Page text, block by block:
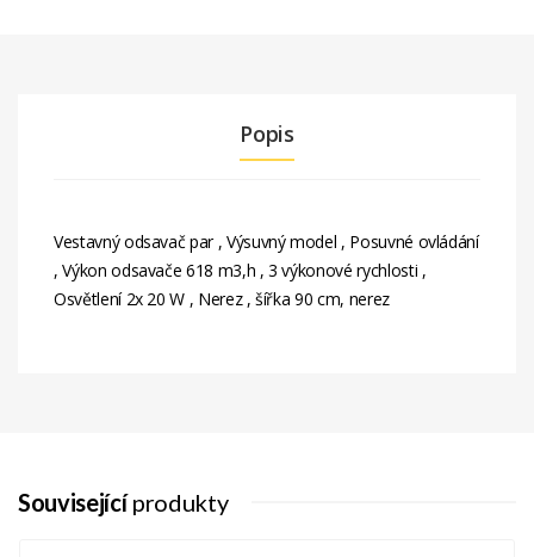
Popis
Vestavný odsavač par , Výsuvný model , Posuvné ovládání
, Výkon odsavače 618 m3,h , 3 výkonové rychlosti ,
Osvětlení 2x 20 W , Nerez , šířka 90 cm, nerez
Související produkty